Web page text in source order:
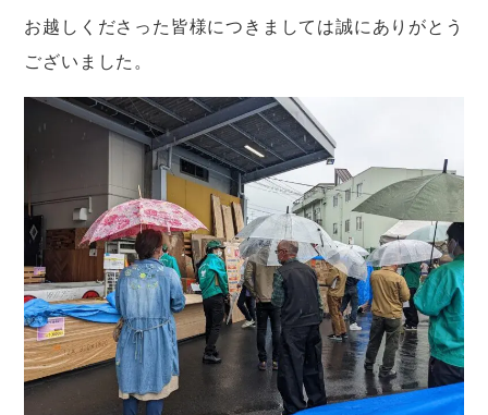
お越しくださった皆様につきましては誠にありがとう
ございました。